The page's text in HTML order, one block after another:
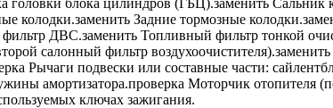
колодки.заменить Задние тормозные колодки.
ДВС.заменить Топливный фильтр тонкой
салонный фильтр воздухоочистителя).заменить
Рычаги подвески или составные части:
амортизатора.проверка Моторчик отопителя
ключах зажигания.